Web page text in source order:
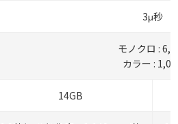
3μ秒
モノクロ :
カラー :
14GB